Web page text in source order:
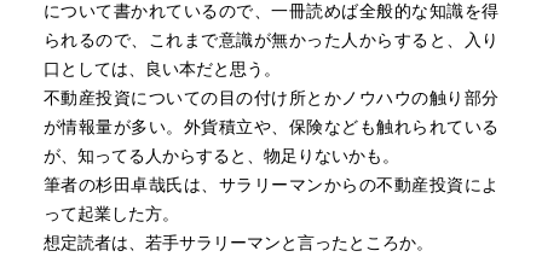
について書かれているので、一冊読めば全般的な知識を得
られるので、これまで意識が無かった人からすると、入り
口としては、良い本だと思う。
不動産投資についての目の付け所とかノウハウの触り部分
が情報量が多い。外貨積立や、保険なども触れられている
が、知ってる人からすると、物足りないかも。
筆者の杉田卓哉氏は、サラリーマンからの不動産投資によ
って起業した方。
想定読者は、若手サラリーマンと言ったところか。